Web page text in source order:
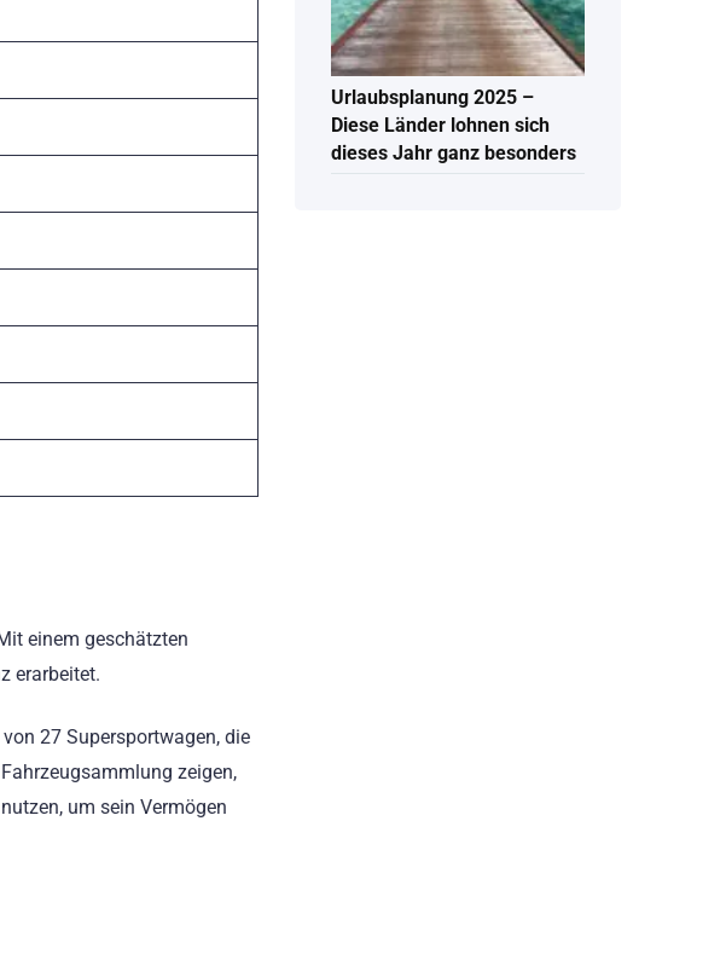
einem geschätzten
erarbeitet.
27 Supersportwagen, die
zeigen,
um sein Vermögen
Urlaubsplanung 2025 –
Diese Länder lohnen sich
dieses Jahr ganz besonders